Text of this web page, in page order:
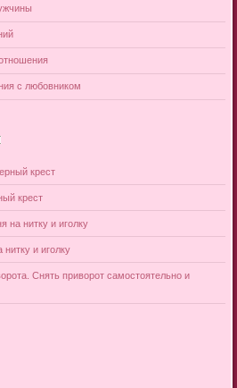
с любовником
крест
крест
на нитку и иголку
и иголку
Снять приворот самостоятельно и